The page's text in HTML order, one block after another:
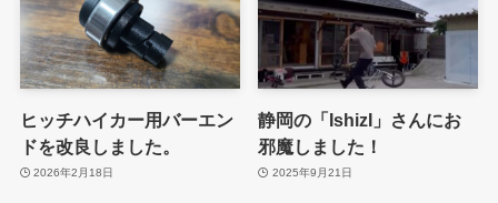
ヒッチハイカー用バーエン
ドを改良しました。
2026年2月18日
静岡の「IshizI」さんにお
邪魔しました！
2025年9月21日